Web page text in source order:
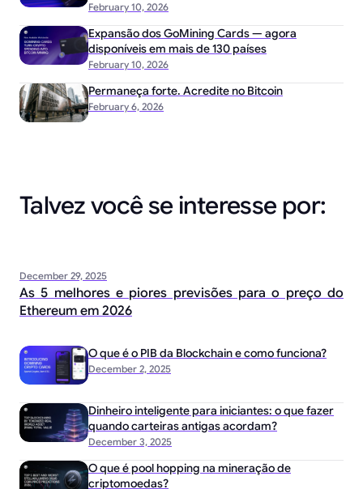
February 10, 2026
February 10, 2026
Expansão dos GoMining Cards — agora
disponíveis em mais de 130 países
February 6, 2026
Permaneça forte. Acredite no Bitcoin
Talvez você se interesse por:
December 29, 2025
As 5 melhores e piores previsões para o preço do
Ethereum em 2026
December 2, 2025
O que é o PIB da Blockchain e como funciona?
December 3, 2025
Dinheiro inteligente para iniciantes: o que fazer
quando carteiras antigas acordam?
O que é pool hopping na mineração de
criptomoedas?